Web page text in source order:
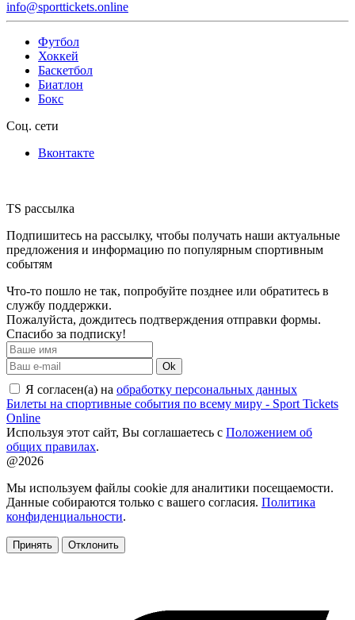
info@sporttickets.online
Футбол
Хоккей
Баскетбол
Биатлон
Бокс
Соц. сети
Вконтакте
TS рассылка
Подпишитесь на рассылку, чтобы получать наши актуальные
предложения и информацию по популярным спортивным
событям
Что-то пошло не так, попробуйте позднее или обратитесь в
службу поддержки.
Пожалуйста, дождитесь подтверждения отправки формы.
Спасибо за подписку!
Ok
Я согласен(а) на обработку персональных данных
Билеты на спортивные события по всему миру - Sport Tickets
Online
Используя этот сайт, Вы соглашаетесь с Положением об
общих правилах.
@2026
Мы используем файлы cookie для аналитики посещаемости.
Данные собираются только с вашего согласия. Политика
конфиденциальности.
Принять Отклонить